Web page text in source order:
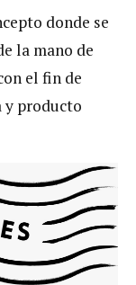
donde se
la mano de
el fin de
y producto